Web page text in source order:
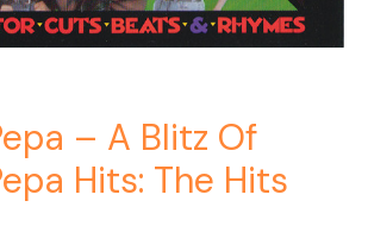
– A Blitz Of
Hits: The Hits